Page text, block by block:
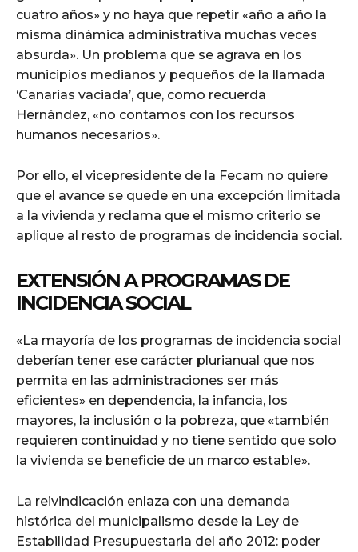
cuatro años» y no haya que repetir «año a año la
misma dinámica administrativa muchas veces
absurda». Un problema que se agrava en los
municipios medianos y pequeños de la llamada
‘Canarias vaciada’, que, como recuerda
Hernández, «no contamos con los recursos
humanos necesarios».
Por ello, el vicepresidente de la Fecam no quiere
que el avance se quede en una excepción limitada
a la vivienda y reclama que el mismo criterio se
aplique al resto de programas de incidencia social.
EXTENSIÓN A PROGRAMAS DE
INCIDENCIA SOCIAL
«La mayoría de los programas de incidencia social
deberían tener ese carácter plurianual que nos
permita en las administraciones ser más
eficientes» en dependencia, la infancia, los
mayores, la inclusión o la pobreza, que «también
requieren continuidad y no tiene sentido que solo
la vivienda se beneficie de un marco estable».
La reivindicación enlaza con una demanda
histórica del municipalismo desde la Ley de
Estabilidad Presupuestaria del año 2012: poder